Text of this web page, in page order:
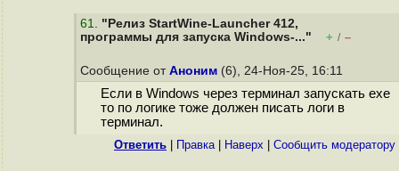
61. "Релиз StartWine-Launcher 412,
программы для запуска Windows-..."
+ / –
Сообщение от Аноним (6), 24-Ноя-25, 16:11
Если в Windows через терминал запускать exe
то по логике тоже должен писать логи в
терминал.
Ответить Правка| Наверх Cообщить модератору